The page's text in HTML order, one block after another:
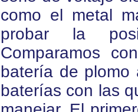
como el metal
probar la
Comparamos
batería de
baterías con las